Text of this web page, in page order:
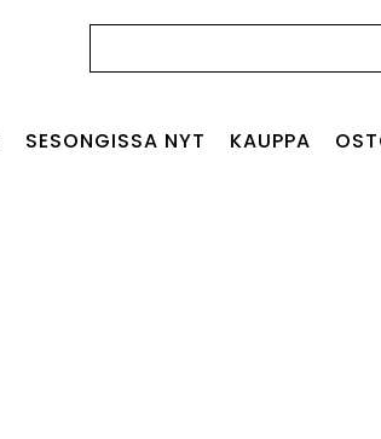
SESONGISSA NYT KAUPPA